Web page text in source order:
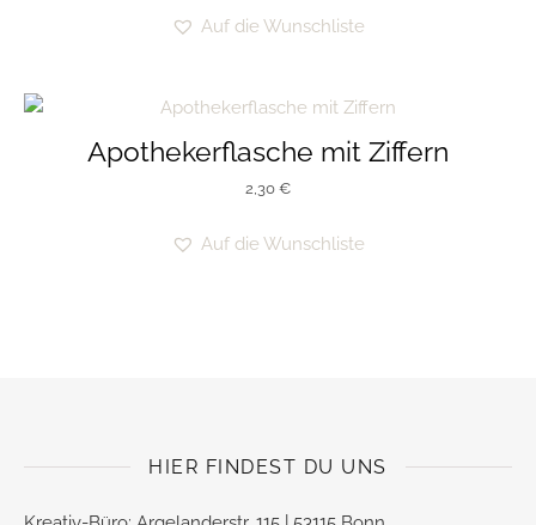
Auf die Wunschliste
Apothekerflasche mit Ziffern
2,30 €
Auf die Wunschliste
HIER FINDEST DU UNS